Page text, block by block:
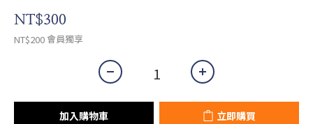
NT$300
NT$200會員獨享
加入購物車 立即購買